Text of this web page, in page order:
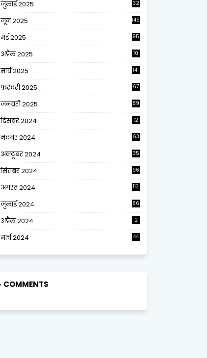
जुलाई 2025 32
जून 2025 149
मई 2025 95
अप्रैल 2025
10
मार्च 2025 141
फ़रवरी 2025 67
जनवरी 2025 89
दिसंबर 2024
12
नवंबर 2024 63
अक्टूबर 2024 35
सितंबर 2024 96
अगस्त 2024 113
जुलाई 2024 66
अप्रैल 2024 2
मार्च 2024 44
COMMENTS